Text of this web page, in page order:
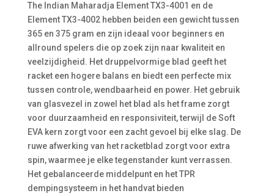
The Indian Maharadja Element TX3-4001 en de
Element TX3-4002 hebben beiden een gewicht tussen
365 en 375 gram en zijn ideaal voor beginners en
allround spelers die op zoek zijn naar kwaliteit en
veelzijdigheid. Het druppelvormige blad geeft het
racket een hogere balans en biedt een perfecte mix
tussen controle, wendbaarheid en power. Het gebruik
van glasvezel in zowel het blad als het frame zorgt
voor duurzaamheid en responsiviteit, terwijl de Soft
EVA kern zorgt voor een zacht gevoel bij elke slag. De
ruwe afwerking van het racketblad zorgt voor extra
spin, waarmee je elke tegenstander kunt verrassen.
Het gebalanceerde middelpunt en het TPR
dempingsysteem in het handvat bieden